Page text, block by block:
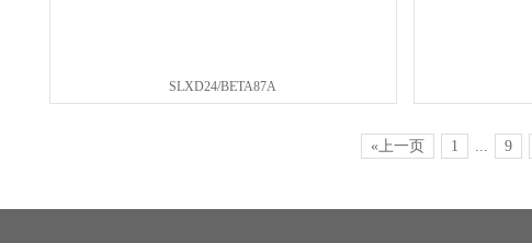
SLXD24/BETA87A
«上一页 1 9